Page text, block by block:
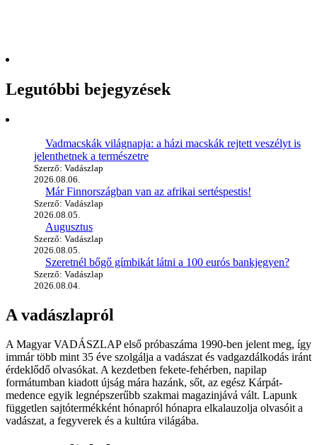
Legutóbbi bejegyzések
Vadmacskák világnapja: a házi macskák rejtett veszélyt is
jelenthetnek a természetre
Szerző: Vadászlap
2026.08.06.
Már Finnországban van az afrikai sertéspestis!
Szerző: Vadászlap
2026.08.05.
Augusztus
Szerző: Vadászlap
2026.08.05.
Szeretnél bőgő gímbikát látni a 100 eurós bankjegyen?
Szerző: Vadászlap
2026.08.04.
A vadászlapról
A Magyar VADÁSZLAP első próbaszáma 1990-ben jelent meg, így
immár több mint 35 éve szolgálja a vadászat és vadgazdálkodás iránt
érdeklődő olvasókat. A kezdetben fekete-fehérben, napilap
formátumban kiadott újság mára hazánk, sőt, az egész Kárpát-
medence egyik legnépszerűbb szakmai magazinjává vált. Lapunk
független sajtótermékként hónapról hónapra elkalauzolja olvasóit a
vadászat, a fegyverek és a kultúra világába.